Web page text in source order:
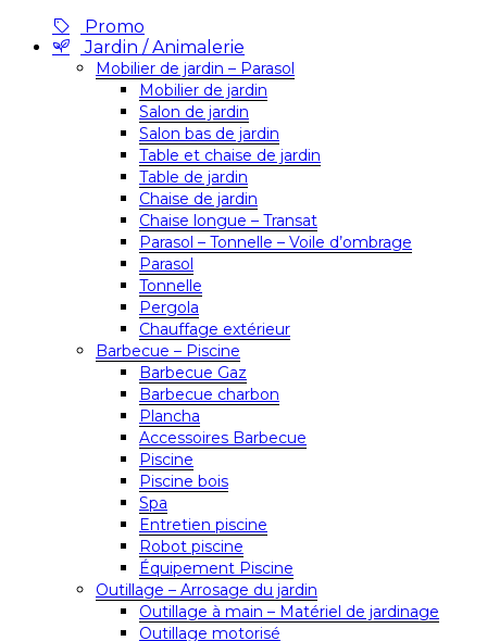
Promo
Jardin / Animalerie
Mobilier de jardin – Parasol
Mobilier de jardin
Salon de jardin
Salon bas de jardin
Table et chaise de jardin
Table de jardin
Chaise de jardin
Chaise longue – Transat
Parasol – Tonnelle – Voile d’ombrage
Parasol
Tonnelle
Pergola
Chauffage extérieur
Barbecue – Piscine
Barbecue Gaz
Barbecue charbon
Plancha
Accessoires Barbecue
Piscine
Piscine bois
Spa
Entretien piscine
Robot piscine
Équipement Piscine
Outillage – Arrosage du jardin
Outillage à main – Matériel de jardinage
Outillage motorisé